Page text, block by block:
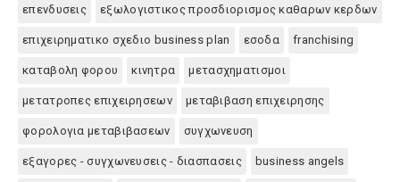
επενδυσεις εξωλογιστικος προσδιορισμος καθαρων κερδων
επιχειρηματικο σχεδιο business plan εσοδα franchising
καταβολη φορου κινητρα μετασχηματισμοι
μετατροπες επιχειρησεων μεταβιβαση επιχειρησης
φορολογια μεταβιβασεων συγχωνευση
εξαγορες - συγχωνευσεις - διασπασεις business angels